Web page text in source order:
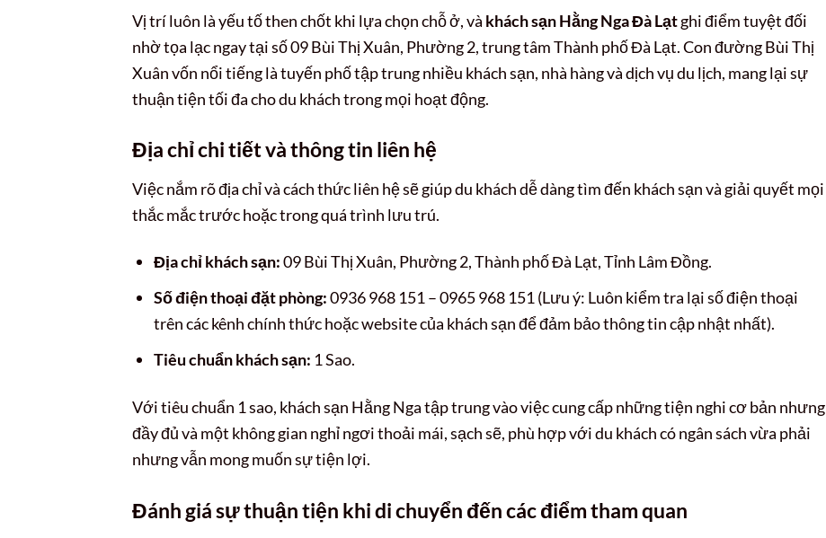
Vị trí luôn là yếu tố then chốt khi lựa chọn chỗ ở, và khách sạn Hằng Nga Đà Lạtghi điểm tuyệt đối
nhờ tọa lạc ngay tại số 09 Bùi Thị Xuân, Phường 2, trung tâm Thành phố Đà Lạt. Con đường Bùi Thị
Xuân vốn nổi tiếng là tuyến phố tập trung nhiều khách sạn, nhà hàng và dịch vụ du lịch, mang lại sự
thuận tiện tối đa cho du khách trong mọi hoạt động.
Địa chỉ chi tiết và thông tin liên hệ
Việc nắm rõ địa chỉ và cách thức liên hệ sẽ giúp du khách dễ dàng tìm đến khách sạn và giải quyết mọi
thắc mắc trước hoặc trong quá trình lưu trú.
Địa chỉ khách sạn:09 Bùi Thị Xuân, Phường 2, Thành phố Đà Lạt, Tỉnh Lâm Đồng.
Số điện thoại đặt phòng:0936 968 151 – 0965 968 151 (Lưu ý: Luôn kiểm tra lại số điện thoại
trên các kênh chính thức hoặc website của khách sạn để đảm bảo thông tin cập nhật nhất).
Tiêu chuẩn khách sạn: 1 Sao.
Với tiêu chuẩn 1 sao, khách sạn Hằng Nga tập trung vào việc cung cấp những tiện nghi cơ bản nhưng
đầy đủ và một không gian nghỉ ngơi thoải mái, sạch sẽ, phù hợp với du khách có ngân sách vừa phải
nhưng vẫn mong muốn sự tiện lợi.
Đánh giá sự thuận tiện khi di chuyển đến các điểm tham quan